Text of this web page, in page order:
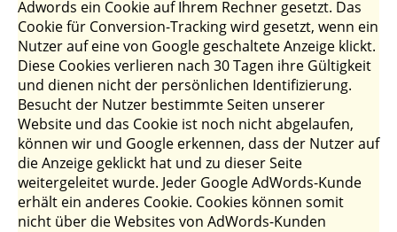
Adwords ein Cookie auf Ihrem Rechner gesetzt. Das
Cookie für Conversion-Tracking wird gesetzt, wenn ein
Nutzer auf eine von Google geschaltete Anzeige klickt.
Diese Cookies verlieren nach 30 Tagen ihre Gültigkeit
und dienen nicht der persönlichen Identifizierung.
Besucht der Nutzer bestimmte Seiten unserer
Website und das Cookie ist noch nicht abgelaufen,
können wir und Google erkennen, dass der Nutzer auf
die Anzeige geklickt hat und zu dieser Seite
weitergeleitet wurde. Jeder Google AdWords-Kunde
erhält ein anderes Cookie. Cookies können somit
nicht über die Websites von AdWords-Kunden